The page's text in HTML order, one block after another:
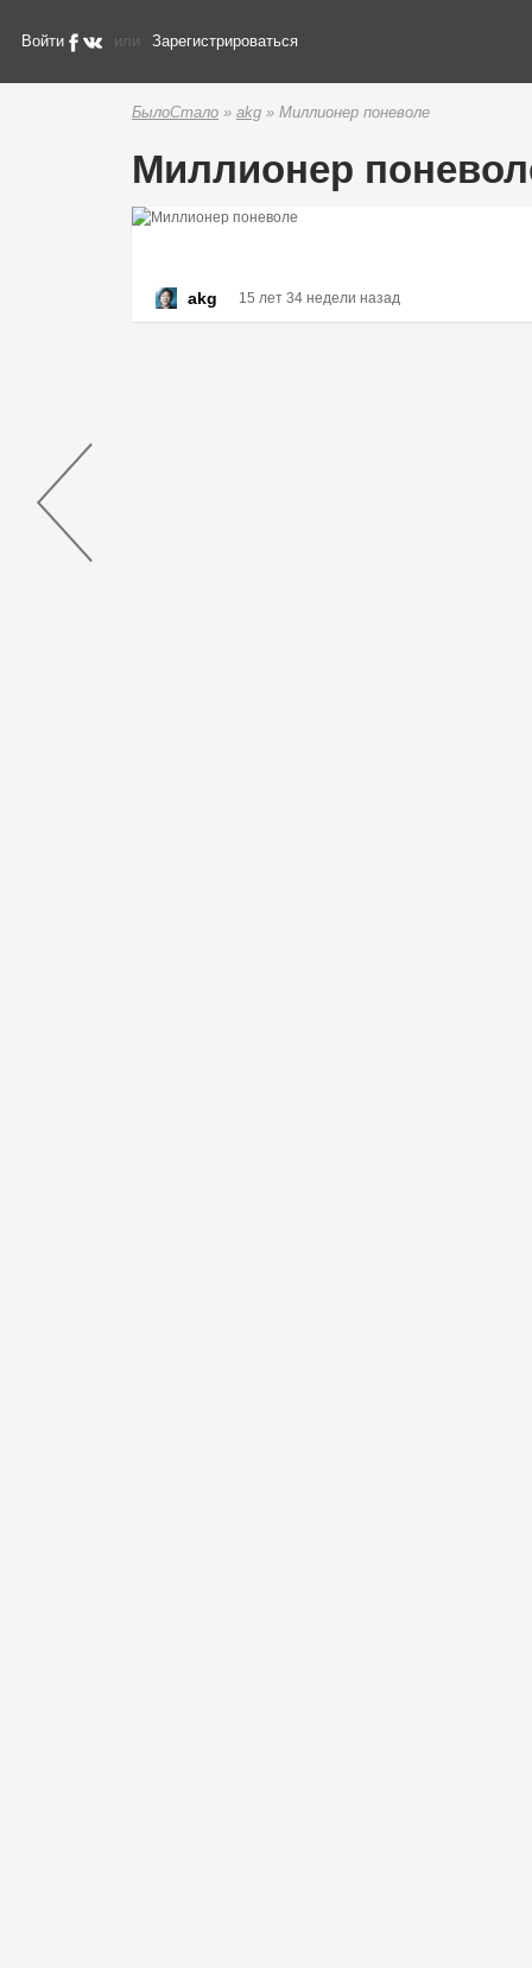
Войти или Зарегистрироваться
БылоСтало » akg » Миллионер поневоле
Миллионер
akg 15 лет 34 недели назад